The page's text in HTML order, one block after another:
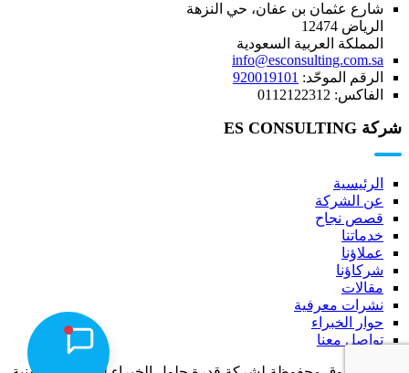
شارع عثمان بن عفان، حي النزهة
الرياض 12474
المملكة العربية السعودية
info@esconsulting.com.sa
الرقم الموحّد: 920019101
الفاكس: 0112122312
شركة ES CONSULTING
الرئيسية
عن الشركة
قصص نجاح
خدماتنا
عملاؤنا
شركاؤنا
مقالات
نشرات معرفية
حوار الخبراء
تواصل معنا